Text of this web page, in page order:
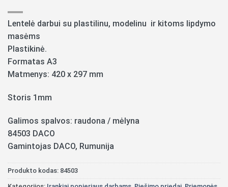
Lentelė darbui su plastilinu, modelinu ir kitoms lipdymo
masėms
Plastikinė.
Formatas A3
Matmenys: 420 x 297 mm
Storis 1mm
Galimos spalvos: raudona / mėlyna
84503 DACO
Gamintojas DACO, Rumunija
Produkto kodas: 84503